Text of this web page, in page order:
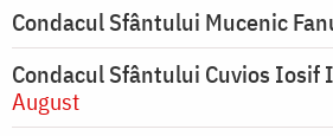
Condacul Sfântului Mucenic
Condacul Sfântului Cuvios Iosif
August